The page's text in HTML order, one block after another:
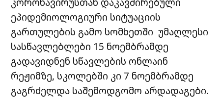
ეპიდემიოლოგიური სიტუაციის
გართულების გამო სომხეთში უმაღლესი
სასწავლებლები 15 ნოემბრამდე
გადავიდნენ სწავლების ონლაინ
რეჟიმზე, სკოლებში კი 7 ნოემბრამდე
გაგრძელდა საშემოდგომო არდადაგები.